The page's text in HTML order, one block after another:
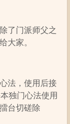
了门派师父之
大家。
法，使用后接
独门心法使用
台切磋除